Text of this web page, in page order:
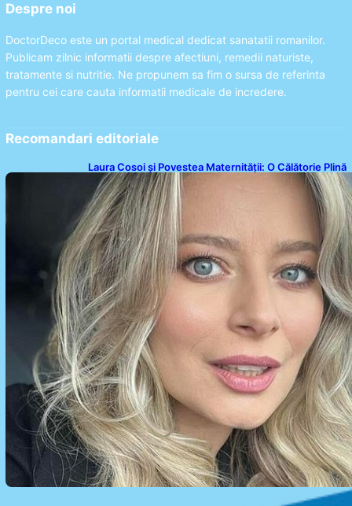
Despre noi
DoctorDeco este un portal medical dedicat sanatatii romanilor.
Publicam zilnic informatii despre afectiuni, remedii naturiste,
tratamente si nutritie. Ne propunem sa fim o sursa de referinta
pentru cei care cauta informatii medicale de incredere.
Recomandari editoriale
Laura Cosoi și Povestea Maternității: O Călătorie Plină
de Dragoste și Provocări